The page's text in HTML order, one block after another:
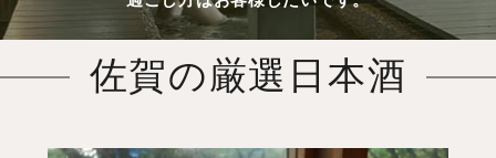
佐賀の厳選日本酒